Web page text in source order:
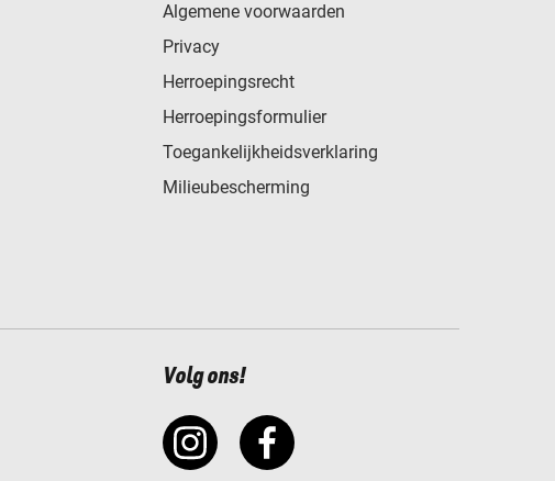
Algemene voorwaarden
Privacy
Herroepingsrecht
Herroepingsformulier
Toegankelijkheidsverklaring
Milieubescherming
Volg ons!